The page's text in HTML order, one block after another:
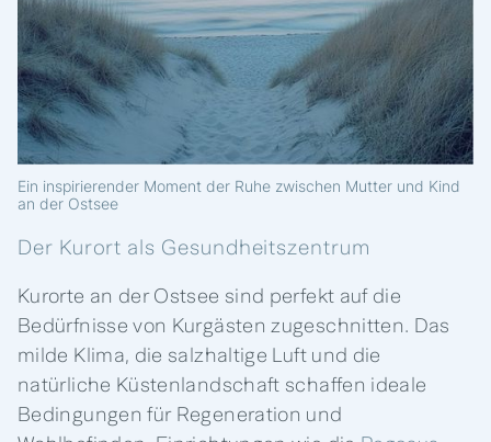
Ein inspirierender Moment der Ruhe zwischen Mutter und Kind
an der Ostsee
Der Kurort als Gesundheitszentrum
Kurorte an der Ostsee sind perfekt auf die
Bedürfnisse von Kurgästen zugeschnitten. Das
milde Klima, die salzhaltige Luft und die
natürliche Küstenlandschaft schaffen ideale
Bedingungen für Regeneration und